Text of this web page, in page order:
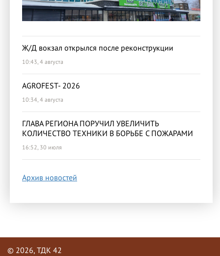
Ж/Д вокзал открылся после реконструкции
10:43, 4 августа
AGROFEST- 2026
10:34, 4 августа
ГЛАВА РЕГИОНА ПОРУЧИЛ УВЕЛИЧИТЬ
КОЛИЧЕСТВО ТЕХНИКИ В БОРЬБЕ С ПОЖАРАМИ
16:52, 30 июля
Архив новостей
© 2026, ТДК 42